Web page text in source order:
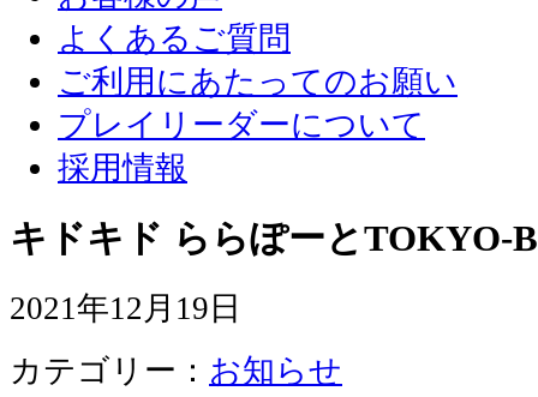
よくあるご質問
ご利用にあたってのお願い
プレイリーダーについて
採用情報
キドキド ららぽーとTOKYO-
2021年12月19日
カテゴリー： お知らせ